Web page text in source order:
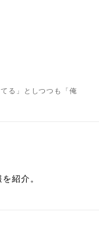
る」としつつも「俺
紹介。